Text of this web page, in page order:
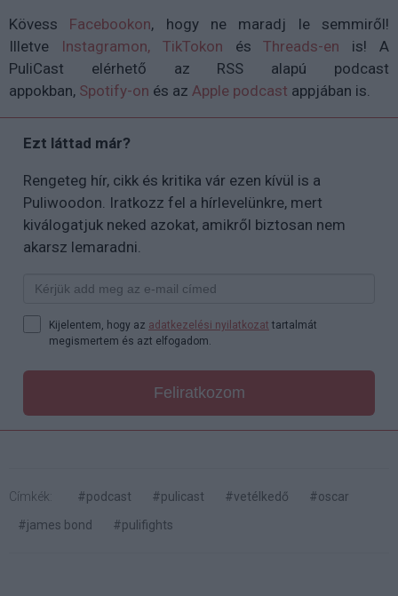
Kövess Facebookon, hogy ne maradj le semmiről!
Illetve
Instagramon, TikTokon és Threads-en is!
A
PuliCast elérhető az RSS alapú podcast
appokban, Spotify-on és az Apple podcast appjában is.
Ezt láttad már?
Rengeteg hír, cikk és kritika vár ezen kívül is a
Puliwoodon. Iratkozz fel a hírlevelünkre, mert
kiválogatjuk neked azokat, amikről biztosan nem
akarsz lemaradni.
Kijelentem, hogy az adatkezelési nyilatkozat tartalmát
megismertem és azt elfogadom.
Feliratkozom
Címkék: #podcast #pulicast #vetélkedő
#oscar
#james bond
#pulifights